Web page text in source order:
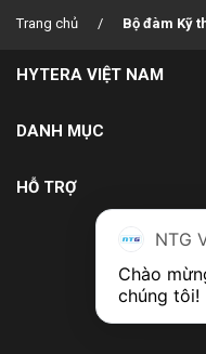
Trang chủ Bộ đàm Kỹ
HYTERA VIỆT NAM
Kinh nghiệm triển khai
Đối tác phân phối
DANH MỤC
Giải pháp
HỖ TRỢ
Chính sách bảo hành
Chính sách đổi trả
Bảo mật thông tin
NTG
Chào
chúng tôi!